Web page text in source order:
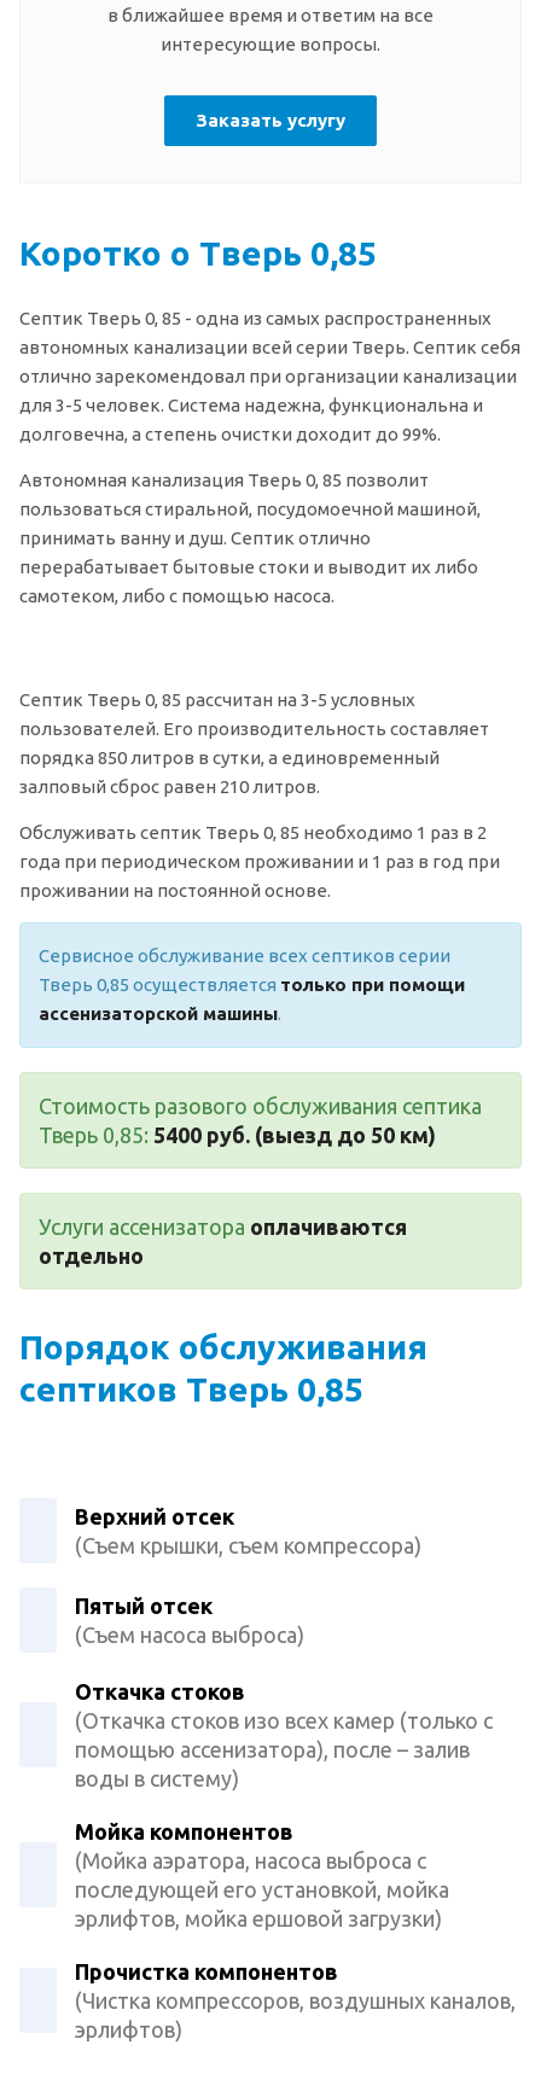
в ближайшее время и ответим на все
интересующие вопросы.
Заказать услугу
Коротко о Тверь 0,85
Септик Тверь 0, 85 - одна из самых распространенных
автономных канализации всей серии Тверь. Септик себя
отлично зарекомендовал при организации канализации
для 3-5 человек. Система надежна, функциональна и
долговечна, а степень очистки доходит до 99%.
Автономная канализация Тверь 0, 85 позволит
пользоваться стиральной, посудомоечной машиной,
принимать ванну и душ. Септик отлично
перерабатывает бытовые стоки и выводит их либо
самотеком, либо с помощью насоса.
Септик Тверь 0, 85 рассчитан на 3-5 условных
пользователей. Его производительность составляет
порядка 850 литров в сутки, а единовременный
залповый сброс равен 210 литров.
Обслуживать септик Тверь 0, 85 необходимо 1 раз в 2
года при периодическом проживании и 1 раз в год при
проживании на постоянной основе.
Сервисное обслуживание всех септиков серии
Тверь 0,85 осуществляется только при помощи
ассенизаторской машины.
Стоимость разового обслуживания септика
Тверь 0,85: 5400 руб. (выезд до 50 км)
Услуги ассенизатора оплачиваются
отдельно
Порядок обслуживания
септиков Тверь 0,85
Верхний отсек
(Съем крышки, съем компрессора)
Пятый отсек
(Съем насоса выброса)
Откачка стоков
(Откачка стоков изо всех камер (только с
помощью ассенизатора), после – залив
воды в систему)
Мойка компонентов
(Мойка аэратора, насоса выброса с
последующей его установкой, мойка
эрлифтов, мойка ершовой загрузки)
Прочистка компонентов
(Чистка компрессоров, воздушных каналов,
эрлифтов)